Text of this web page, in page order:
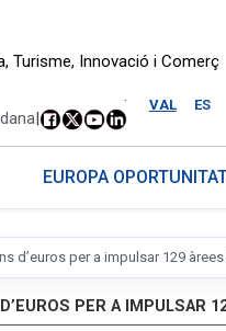
Turisme, Innovació i Comerç
VAL ES
.
|
EUROPA
d’euros per a impulsar 129
PER A IMPULSAR